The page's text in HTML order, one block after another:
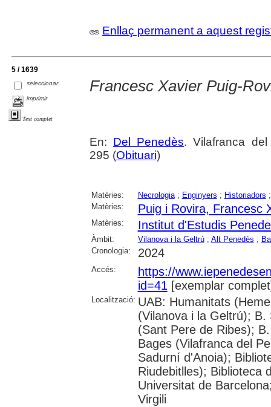
Enllaç permanent a aquest
5 / 1639
seleccionar
imprimir
Text complet
Francesc Xavier Puig-
En: Del Penedès. Vilafranca
295 (Obituari)
Matèries: Necrologia; Enginyers ; Historiadors
Matèries:
Puig i Rovira, Francesc
Matèries: Institut d'Estudis
Àmbit: Vilanova i la Geltrú; Alt Penedès ;
Cronologia:
2024
Accés:
https://
id=41 [exemplar
Localització: UAB: Humanitats
(Vilanova i la Geltrú);
(Sant Pere de Ribes);
Bages (Vilafranca del
Sadurní d'Anoia);
Riudebitlles); Biblioteca
Universitat de
Virgili